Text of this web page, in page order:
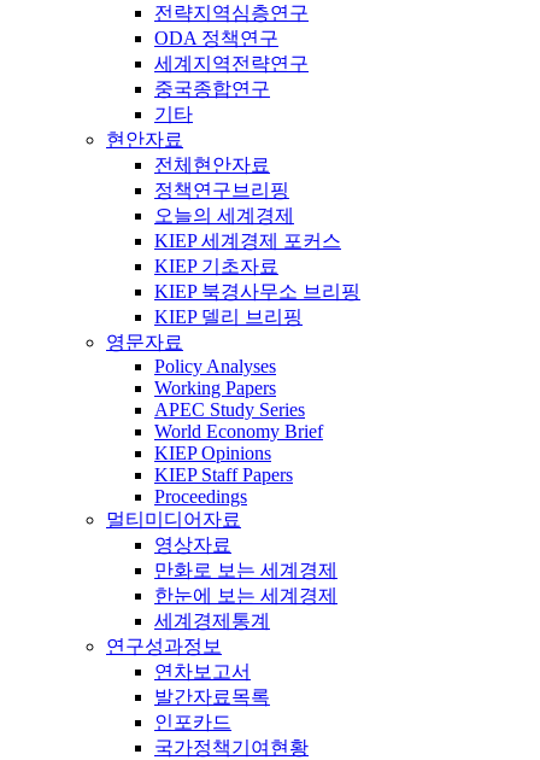
전략지역심층연구
ODA 정책연구
세계지역전략연구
중국종합연구
기타
현안자료
전체현안자료
정책연구브리핑
오늘의 세계경제
KIEP 세계경제 포커스
KIEP 기초자료
KIEP 북경사무소 브리핑
KIEP 델리 브리핑
영문자료
Policy Analyses
Working Papers
APEC Study Series
World Economy Brief
KIEP Opinions
KIEP Staff Papers
Proceedings
멀티미디어자료
영상자료
만화로 보는 세계경제
한눈에 보는 세계경제
세계경제통계
연구성과정보
연차보고서
발간자료목록
인포카드
국가정책기여현황